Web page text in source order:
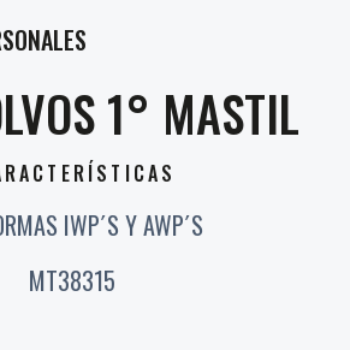
1° MASTIL
IWP´S Y AWP´S
MT38315